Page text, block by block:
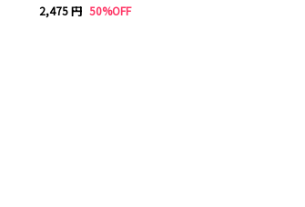
2,475 円 50%OFF